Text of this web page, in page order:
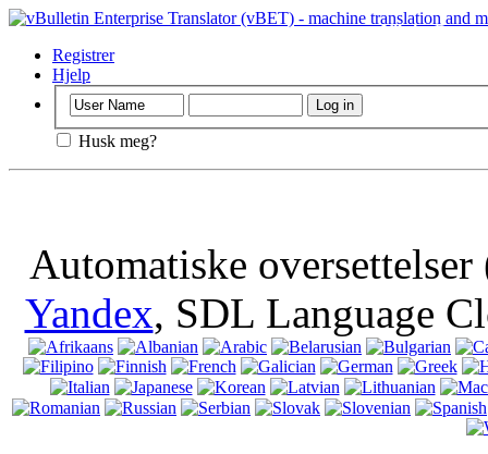
Viktig: Denne
Registrer
Hjelp
Husk meg?
Automatiske
Yandex, SDL Language